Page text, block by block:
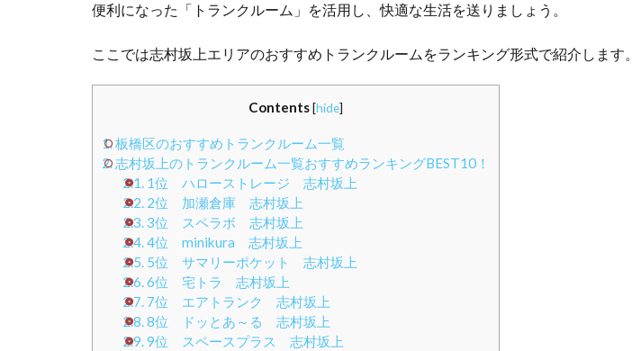
便利になった「トランクルーム」を活用し、快適な生活を送りましょう。
ここでは志村坂上エリアのおすすめトランクルームをランキング形式で紹介します。
Contents[hide]
1.板橋区のおすすめトランクルーム一覧
2.志村坂上のトランクルーム一覧おすすめランキングBEST10！
2.1.1位 ハローストレージ 志村坂上
2.2.2位 加瀬倉庫 志村坂上
2.3.3位 スペラボ 志村坂上
2.4.4位 minikura 志村坂上
2.5.5位 サマリーポケット 志村坂上
2.6.6位 宅トラ 志村坂上
2.7.7位 エアトランク 志村坂上
2.8.8位 ドッとあ～る 志村坂上
2.9.9位 スペースプラス 志村坂上